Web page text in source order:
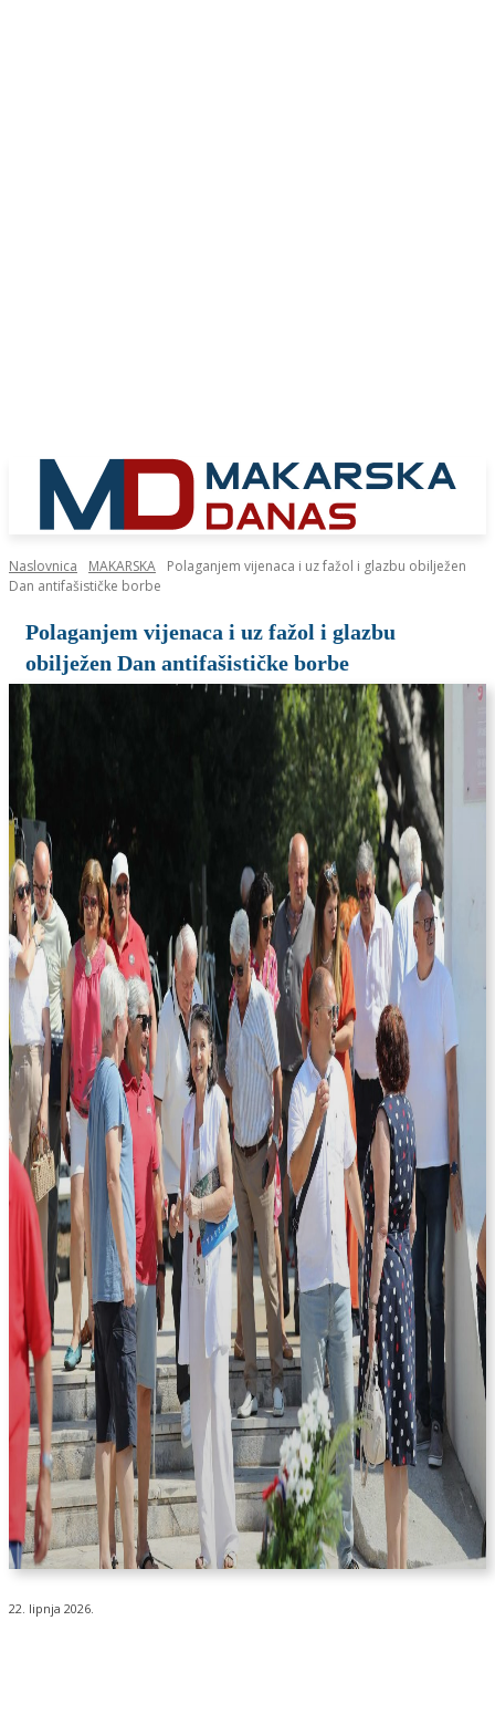
Naslovnica MAKARSKA
Polaganjem vijenaca i uz fažol i glazbu obilježen
Dan antifašističke borbe
Polaganjem vijenaca i uz fažol i glazbu
obilježen Dan antifašističke borbe
22. lipnja 2026.